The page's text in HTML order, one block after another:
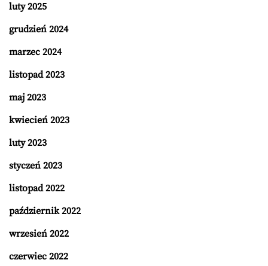
luty 2025
grudzień 2024
marzec 2024
listopad 2023
maj 2023
kwiecień 2023
luty 2023
styczeń 2023
listopad 2022
październik 2022
wrzesień 2022
czerwiec 2022